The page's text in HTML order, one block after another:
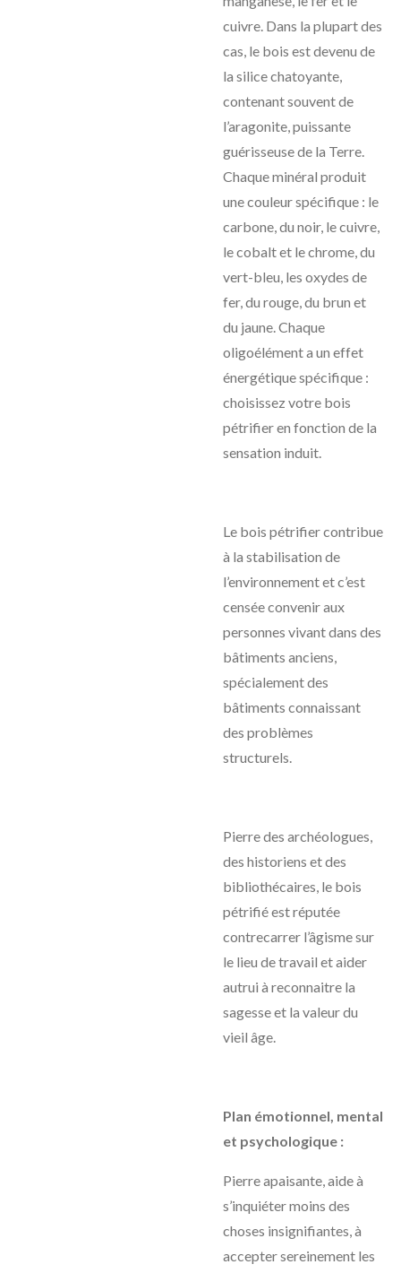
cuivre. Dans la plupart des
cas, le bois est devenu de
la silice chatoyante,
contenant souvent de
l’aragonite, puissante
guérisseuse de la Terre.
Chaque minéral produit
une couleur spécifique : le
carbone, du noir, le cuivre,
le cobalt et le chrome, du
vert-bleu, les oxydes de
fer, du rouge, du brun et
du jaune. Chaque
oligoélément a un effet
énergétique spécifique :
choisissez votre bois
pétrifier en fonction de la
sensation induit.
Le bois pétrifier contribue
à la stabilisation de
l’environnement et c’est
censée convenir aux
personnes vivant dans des
bâtiments anciens,
spécialement des
bâtiments connaissant
des problèmes
structurels.
Pierre des archéologues,
des historiens et des
bibliothécaires, le bois
pétrifié est réputée
contrecarrer l’âgisme sur
le lieu de travail et aider
autrui à reconnaitre la
sagesse et la valeur du
vieil âge.
Plan émotionnel, mental
et psychologique :
Pierre apaisante, aide à
s’inquiéter moins des
choses insignifiantes, à
accepter sereinement les